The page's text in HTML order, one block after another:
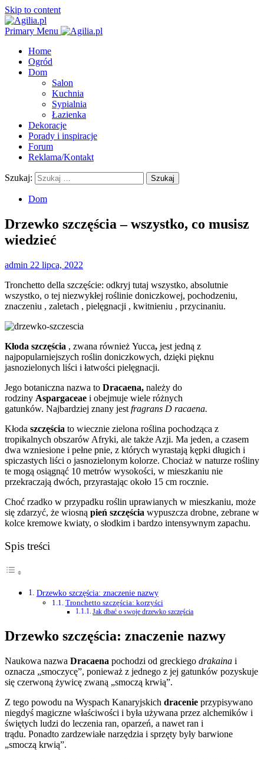
Skip to content
Primary Menu
Home
Ogród
Dom
Salon
Kuchnia
Sypialnia
Łazienka
Dekoracje
Porady i inspiracje
Forum
Reklama/Kontakt
Szukaj:
Dom
Drzewko szczęścia – wszystko, co musisz
wiedzieć
admin 22 lipca, 2022
Tronchetto della szczęście: odkryj tutaj wszystko, absolutnie
wszystko, o tej niezwykłej roślinie doniczkowej, pochodzeniu,
znaczeniu , zaletach , pielęgnacji , kwitnieniu , przycinaniu.
Kłoda szczęścia , zwana również Yucca, jest jedną z
najpopularniejszych roślin doniczkowych, dzięki pięknu
jasnozielonych liści i łatwości pielęgnacji.
Jego botaniczna nazwa to Dracaena, należy do
rodziny Aspargaceae i obejmuje wiele różnych
gatunków. Najbardziej znany jest fragrans D racaena.
Kłoda szczęścia to wiecznie zielona roślina pochodząca z
tropikalnych obszarów Afryki, ale także Azji. Ma jeden, a czasem
dwa wzniesione i pełne pnie, z których wyrastają kępki długich i
spiczastych liści o jasnozielonym kolorze. Chociaż w naturze rośliny
te mogą osiągnąć 10 metrów wysokości, w mieszkaniu nie
przekraczają dwóch, przyrastając około 15 cm rocznie.
Choć rzadko w przypadku roślin uprawianych w mieszkaniu, może
się zdarzyć, że wiosną pień szczęścia wypuszcza drobne, zebrane w
kolce kremowe kwiaty, o słodkim i bardzo intensywnym zapachu.
Spis treści
Drzewko szczęścia: znaczenie nazwy
Tronchetto szczęścia: korzyści
Jak dbać o swoje drzewko szczęścia
Drzewko szczęścia: znaczenie nazwy
Naukowa nazwa Dracaena pochodzi od greckiego drakaina i
oznacza „smoczycę”, ponieważ z jednego z jej gatunków pozyskuje
się czerwoną żywicę zwaną „smoczą krwią”.
Z tego powodu na Wyspach Kanaryjskich dracenie przypisywano
niegdyś magiczne właściwości i była używana przez alchemików i
świętych ludzi do leczenia ran, oparzeń, a nawet ran i
trądu. Ponadto zardzewiałe narzędzia i sprzęty były barwione
„smoczą krwią”.